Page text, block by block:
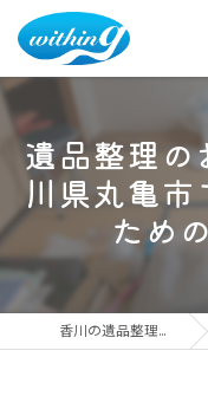
遺品整理
川県丸亀
ため
香川の遺品整理ならウィズイング株式会社